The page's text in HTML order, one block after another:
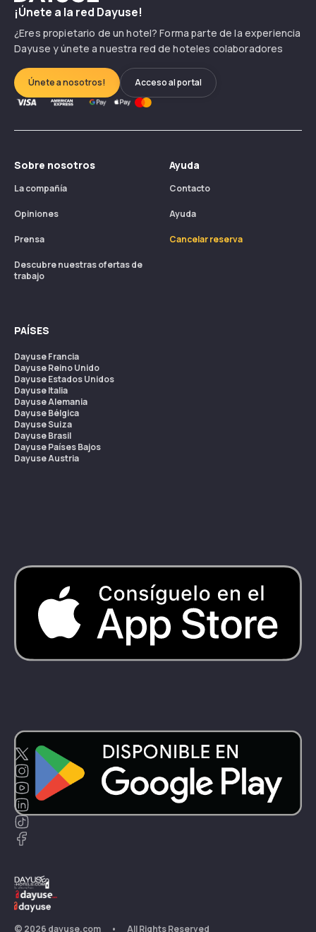
¿Cómo convertirse en un hotel asociado de
Dayuse?
¡Únete a la red Dayuse!
¿Eres propietario de un hotel? Forma parte de la experiencia
Dayuse y únete a nuestra red de hoteles colaboradores
Únete a nosotros! Acceso al portal
Sobre nosotros
La compañía
Opiniones
Prensa
Descubre nuestras ofertas de
trabajo
Ayuda
Contacto
Ayuda
Cancelar reserva
PAÍSES
DayuseFrancia
DayuseReino Unido
DayuseEstados Unidos
DayuseItalia
DayuseAlemania
DayuseBélgica
DayuseSuiza
DayuseBrasil
DayusePaíses Bajos
DayuseAustria
DayuseNueva Zelanda
Dayuse
© 2026 dayuse.com • All Rights Reserved